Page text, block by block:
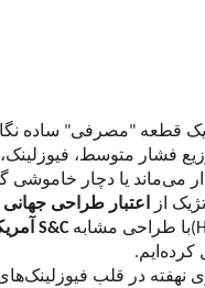
یک قطعه "مصرفی" ساده
فشار متوسط،
می‌ماند یا دچار
از اعتبار طراحی جهانی
با طراحی مشابه S&C
کرده‌ایم.
نهفته در قلب